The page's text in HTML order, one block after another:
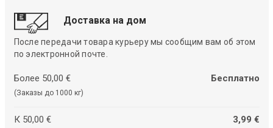
Доставка на дом
После передачи товара курьеру мы сообщим вам об этом
по электронной почте.
Более 50,00 €
(Заказы до 1000 кг)
Бесплатно
К 50,00 € 3,99 €